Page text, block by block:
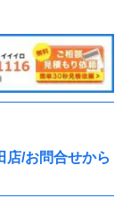
店/お問合せから